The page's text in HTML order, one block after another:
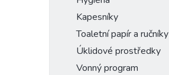
Kapesníky
Toaletní papír a ručníky
Úklidové prostředky
Vonný program